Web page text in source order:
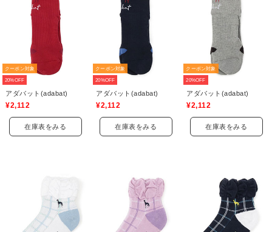
クーポン対象
20%OFF
アダバット(adabat)
¥2,112
在庫表をみる
クーポン対象
20%OFF
アダバット(adabat)
¥2,112
在庫表をみる
クーポン対象
20%OFF
アダバット(adabat)
¥2,112
在庫表をみる